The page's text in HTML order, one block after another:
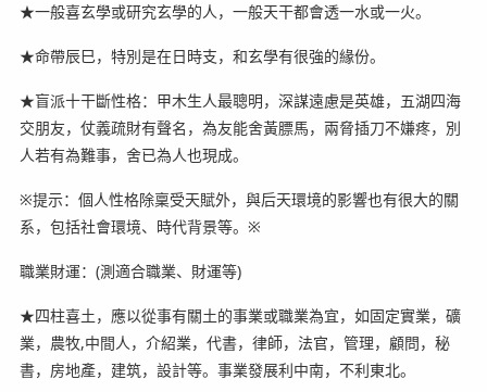
★一般喜玄學或研究玄學的人，一般天干都會透一水或一火。
★命帶辰巳，特別是在日時支，和玄學有很強的緣份。
★盲派十干斷性格：甲木生人最聰明，深謀遠慮是英雄，五湖四海
交朋友，仗義疏財有聲名，為友能舍黃膘馬，兩脅插刀不嫌疼，別
人若有為難事，舍已為人也現成。
※提示：個人性格除稟受天賦外，與后天環境的影響也有很大的關
系，包括社會環境、時代背景等。※
職業財運：(測適合職業、財運等)
★四柱喜土，應以從事有關土的事業或職業為宜，如固定實業，礦
業，農牧,中間人，介紹業，代書，律師，法官，管理，顧問，秘
書，房地產，建筑，設計等。事業發展利中南，不利東北。